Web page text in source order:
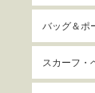
バッグ＆ポ
スカーフ・